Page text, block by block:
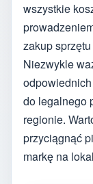
wszystkie
zakup
Niezwykle
do legalnego
regionie.
przyciągnąć
markę na